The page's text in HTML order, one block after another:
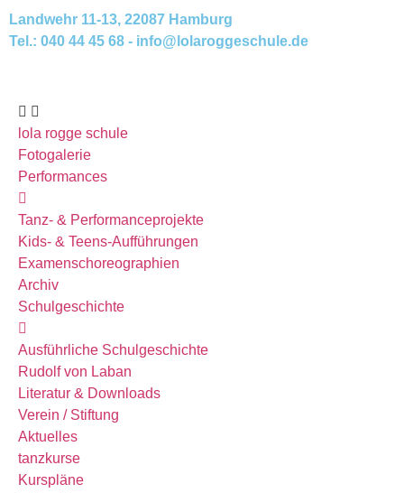
Landwehr 11-13, 22087 Hamburg
Tel.: 040 44 45 68 - info@lolaroggeschule.de​
lola rogge schule
Fotogalerie
Performances
Tanz- & Performanceprojekte
Kids- & Teens-Aufführungen
Examenschoreographien
Archiv
Schulgeschichte
Ausführliche Schulgeschichte
Rudolf von Laban
Literatur & Downloads
Verein / Stiftung
Aktuelles
tanzkurse
Kurspläne